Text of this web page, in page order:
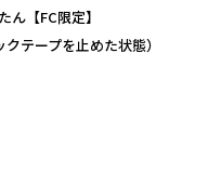
ん【FC限定】
テープを止めた状態）